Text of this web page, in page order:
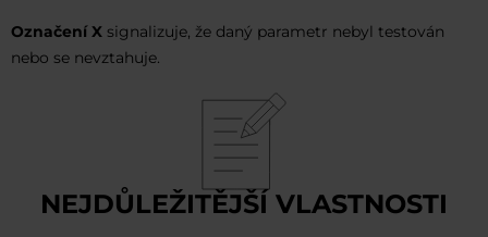
Označení X signalizuje, že daný parametr nebyl testován
nebo se nevztahuje.
NEJDŮLEŽITĚJŠÍ VLASTNOSTI